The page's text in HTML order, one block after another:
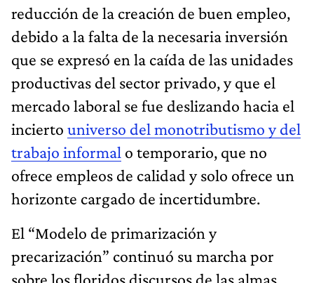
reducción de la creación de buen empleo,
debido a la falta de la necesaria inversión
que se expresó en la caída de las unidades
productivas del sector privado, y que el
mercado laboral se fue deslizando hacia el
incierto universo del monotributismo y del
trabajo informal o temporario, que no
ofrece empleos de calidad y solo ofrece un
horizonte cargado de incertidumbre.
El “Modelo de primarización y
precarización” continuó su marcha por
sobre los floridos discursos de las almas